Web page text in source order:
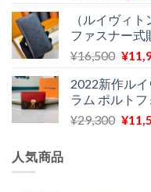
で
し
た。
価
格
は
で
し
た。
（ルイヴィ
ファスナー式
¥16,500 元
価
格
は
¥
2022新作ル
ラム ポルト
¥29,300 元
¥
人気商品